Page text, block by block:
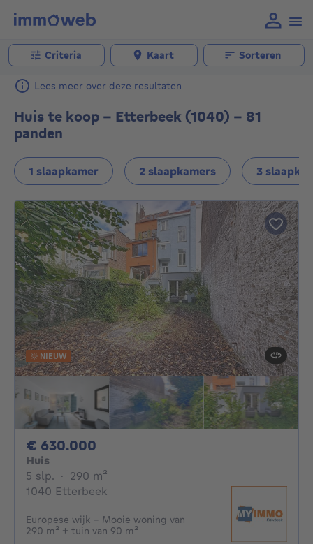
Criteria Kaart Sorteren
Lees meer over deze resultaten
Huis te koop - Etterbeek (1040) - 81
panden
1 slaapkamer 2 slaapkamers 3
NIEUW
€ 630.000
Huis
5 slp. 5 slaapkamers
· 290 m²
1040 Etterbeek
Europese wijk - Mooie woning van
290 m² + tuin van 90 m²